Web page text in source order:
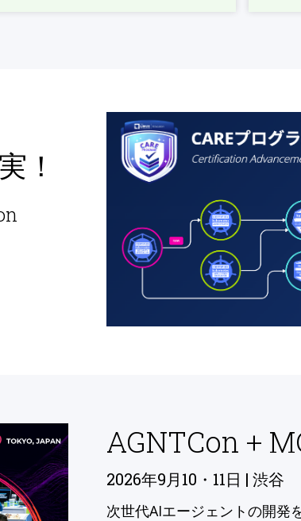
！
AGNTCon +
2026年9月10・11日 | 渋谷
次世代AIエージェントの開発